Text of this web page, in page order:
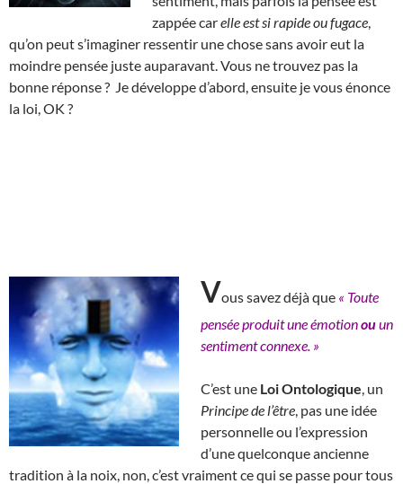
zappée carelle est si rapide ou fugace
qu’on peut s’imaginer ressentir une chose sans avoir eut la
moindre pensée juste auparavant. Vous ne trouvez pas la
bonne réponse ? Je développe d’abord, ensuite je vous énonce
la loi, OK ?
Vous savez déjà que « Toute
pensée produit une émotionouun
sentiment connexe. »
C’est une Loi Ontologique , un
Principe de l’être , pas une idée
personnelle ou l’expression
d’une quelconque ancienne
tradition à la noix, non, c’est vraiment ce qui se passe pour tous